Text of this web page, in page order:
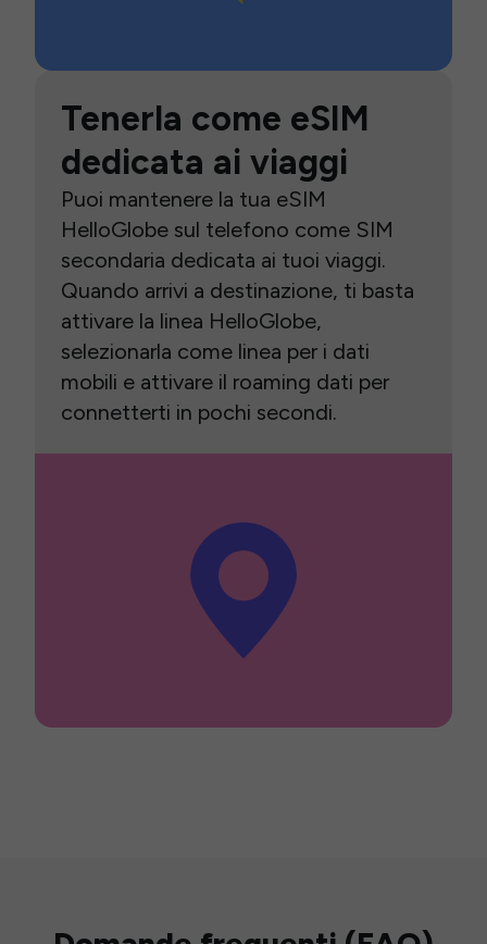
Tenerla come eSIM
dedicata ai viaggi
Puoi mantenere la tua eSIM
HelloGlobe sul telefono come SIM
secondaria dedicata ai tuoi viaggi.
Quando arrivi a destinazione, ti basta
attivare la linea HelloGlobe,
selezionarla come linea per i dati
mobili e attivare il roaming dati per
connetterti in pochi secondi.